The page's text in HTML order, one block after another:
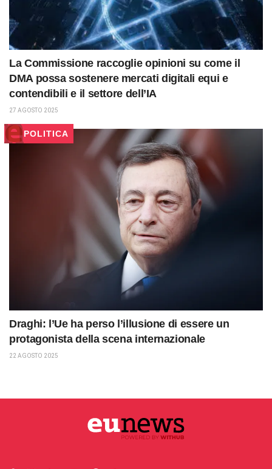
La Commissione raccoglie opinioni su come il
DMA possa sostenere mercati digitali equi e
contendibili e il settore dell’IA
27 AGOSTO 2025
POLITICA
Draghi: l’Ue ha perso l’illusione di essere un
protagonista della scena internazionale
22 AGOSTO 2025